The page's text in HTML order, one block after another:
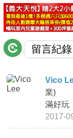
討論區
聯絡我們
APP下載
Vico
業)
滿好玩
2017-